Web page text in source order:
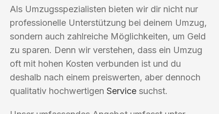
Als Umzugsspezialisten bieten wir dir nicht nur
professionelle Unterstützung bei deinem Umzug,
sondern auch zahlreiche Möglichkeiten, um Geld
zu sparen. Denn wir verstehen, dass ein Umzug
oft mit hohen Kosten verbunden ist und du
deshalb nach einem preiswerten, aber dennoch
qualitativ hochwertigen Service suchst.